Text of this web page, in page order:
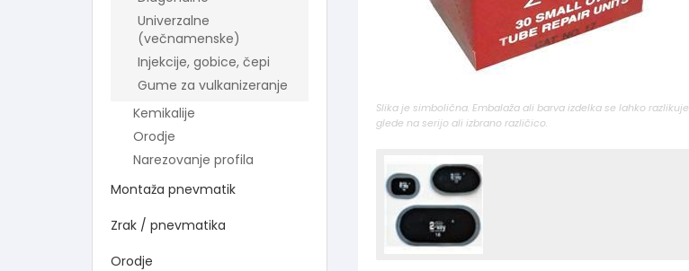
Univerzalne
(večnamenske)
Injekcije, gobice, čepi
Gume za vulkanizeranje
Kemikalije
Orodje
Narezovanje profila
Montaža pnevmatik
Zrak / pnevmatika
Orodje
Slika je simbolična. Embalaža ali barva izdelka se lahko razlikuje
glede na serijo ali izbrano različico.